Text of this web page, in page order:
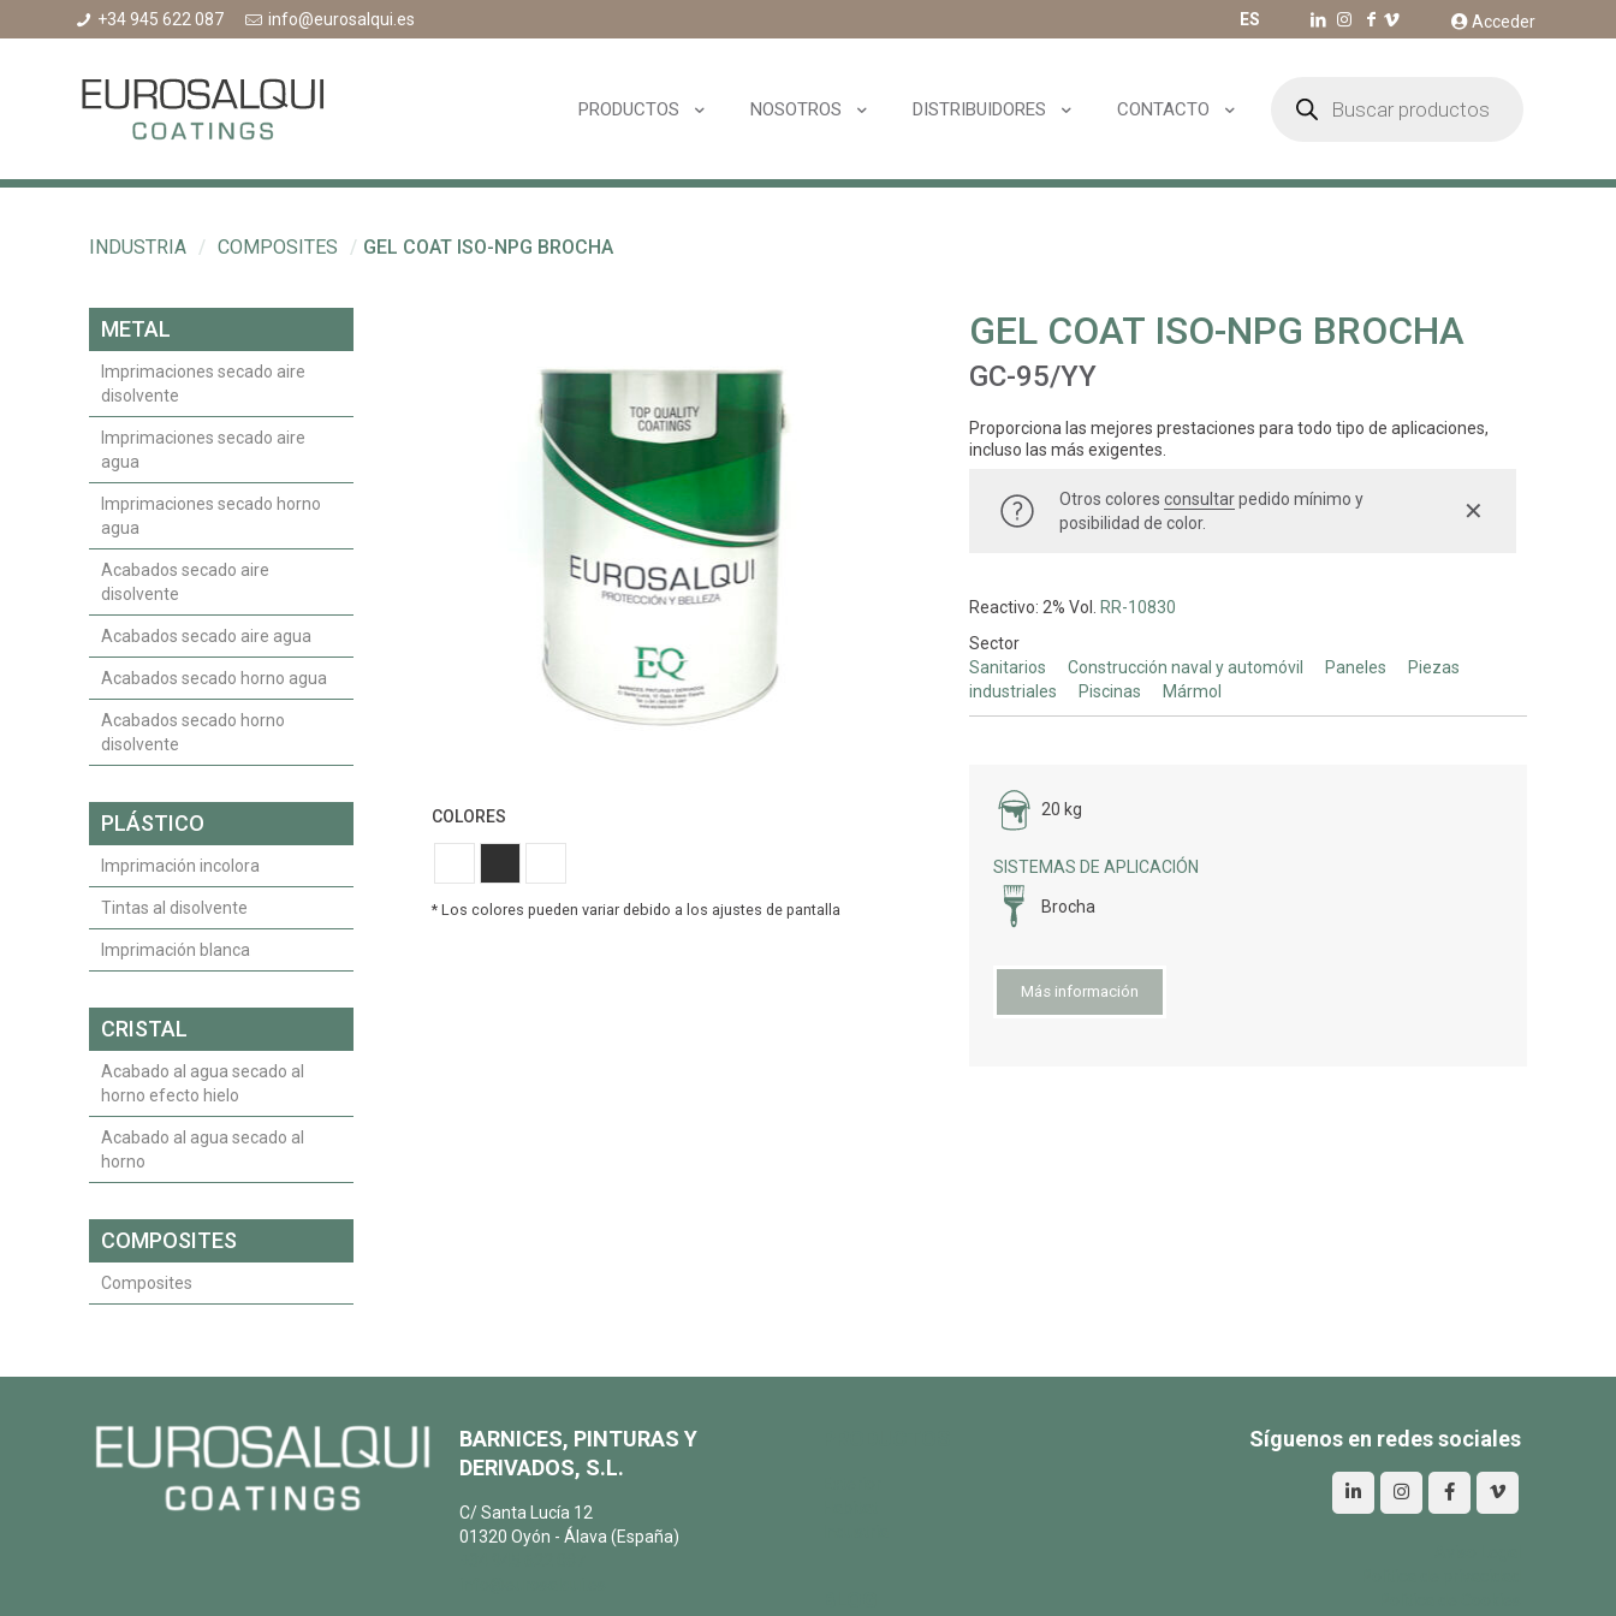
+34 945 622 087 info@eurosalqui.es ES Acceder
PRODUCTOS NOSOTROS DISTRIBUIDORES CONTACTO
productos
INDUSTRIA / COMPOSITES / GEL COAT ISO-NPG BROCHA
METAL
Imprimaciones secado aire
disolvente
Imprimaciones secado aire
agua
Imprimaciones secado horno
agua
Acabados secado aire
disolvente
Acabados secado aire agua
Acabados secado horno agua
Acabados secado horno
disolvente
PLÁSTICO
Imprimación incolora
Tintas al disolvente
Imprimación blanca
CRISTAL
Acabado al agua secado al
horno efecto hielo
Acabado al agua secado al
horno
COMPOSITES
Composites
COLORES
GEL COAT ISO-NPG BROCHA
GC-95/YY
Proporciona las mejores prestaciones para todo tipo de aplicaciones,
incluso las más exigentes.
Otros colores consultarpedido mínimo y
posibilidad de color.
✕
Reactivo: 2% Vol. RR-10830
Sector
Sanitarios
Construcción naval y automóvil Paneles
Piezas
industriales
Piscinas Mármol
20 kg
SISTEMAS DE APLICACIÓN
Brocha
Más información
BARNICES, PINTURAS Y
DERIVADOS, S.L.
C/ Santa Lucía 12
01320 Oyón - Álava (España)
Síguenos en redes sociales